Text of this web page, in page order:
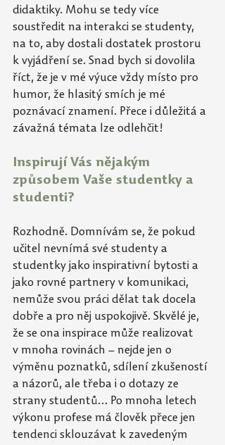
didaktiky. Mohu se tedy více
soustředit na interakci se studenty,
na to, aby dostali dostatek prostoru
k vyjádření se. Snad bych si dovolila
říct, že je v mé výuce vždy místo pro
humor, že hlasitý smích je mé
poznávací znamení. Přece i důležitá a
závažná témata lze odlehčit!
Inspirují Vás nějakým
způsobem Vaše studentky a
studenti?
Rozhodně. Domnívám se, že pokud
učitel nevnímá své studenty a
studentky jako inspirativní bytosti a
jako rovné partnery v komunikaci,
nemůže svou práci dělat tak docela
dobře a pro něj uspokojivě. Skvělé je,
že se ona inspirace může realizovat
v mnoha rovinách – nejde jen o
výměnu poznatků, sdílení zkušeností
a názorů, ale třeba i o dotazy ze
strany studentů… Po mnoha letech
výkonu profese má člověk přece jen
tendenci sklouzávat k zavedeným